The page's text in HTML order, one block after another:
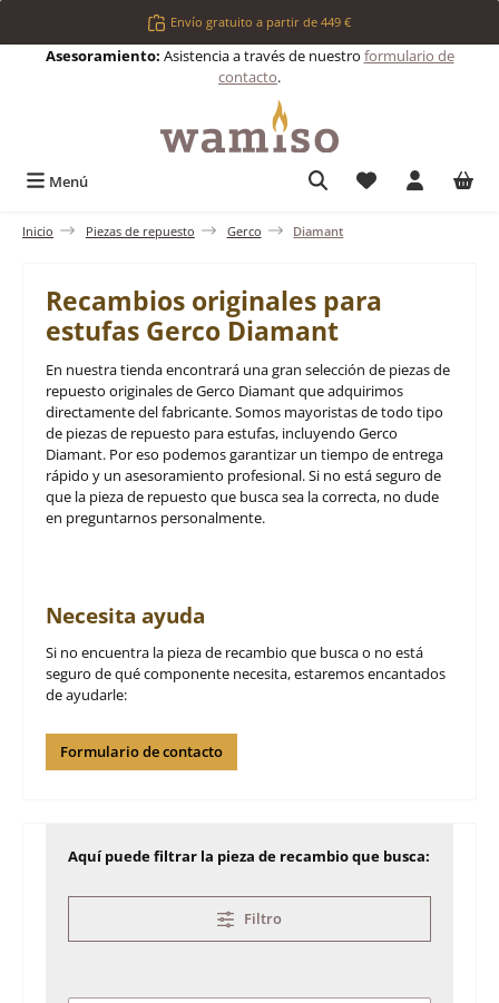
Saltar al contenido principalEnvío gratuito a partir de 449 €
Asesoramiento: Asistencia a través de nuestro formulario de
contacto.
Menú Tienes 0
Inicio Piezas de repuesto Gerco Diamant
Recambios originales para
estufas Gerco Diamant
En nuestra tienda encontrará una gran selección de piezas de
repuesto originales de Gerco Diamant que adquirimos
directamente del fabricante. Somos mayoristas de todo tipo
de piezas de repuesto para estufas, incluyendo Gerco
Diamant. Por eso podemos garantizar un tiempo de entrega
rápido y un asesoramiento profesional. Si no está seguro de
que la pieza de repuesto que busca sea la correcta, no dude
en preguntarnos personalmente.
Necesita ayuda
Si no encuentra la pieza de recambio que busca o no está
seguro de qué componente necesita, estaremos encantados
de ayudarle:
Formulario de contacto
Aquí puede filtrar la pieza de recambio que busca:
Filtro